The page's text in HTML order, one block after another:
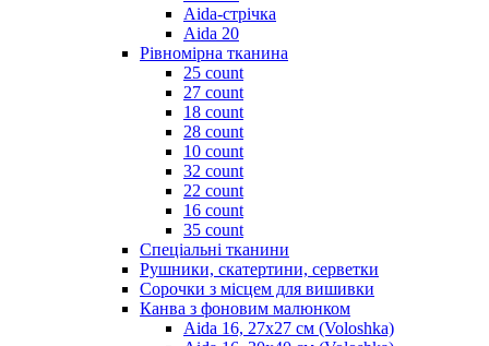
Aida-стрічка
Aida 20
Рівномірна тканина
25 count
27 count
18 count
28 count
10 count
32 count
22 count
16 count
35 count
Спеціальні тканини
Рушники, скатертини, серветки
Сорочки з місцем для вишивки
Канва з фоновим малюнком
Aida 16, 27х27 см (Voloshka)